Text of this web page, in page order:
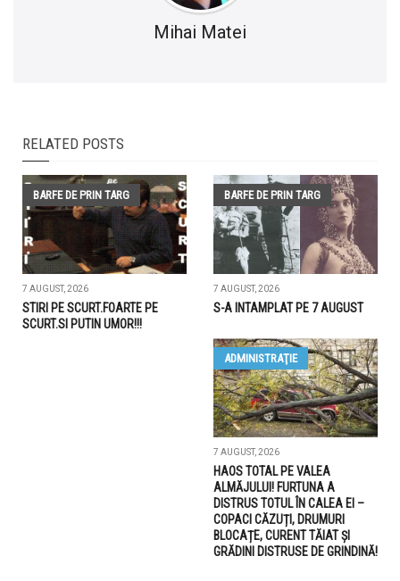
Mihai Matei
RELATED POSTS
BARFE DE PRIN TARG
7 AUGUST, 2026
STIRI PE SCURT.FOARTE PE
SCURT.SI PUTIN UMOR!!!
BARFE DE PRIN TARG
7 AUGUST, 2026
S-A INTAMPLAT PE 7 AUGUST
ADMINISTRAŢIE
7 AUGUST, 2026
HAOS TOTAL PE VALEA
ALMĂJULUI! FURTUNA A
DISTRUS TOTUL ÎN CALEA EI –
COPACI CĂZUȚI, DRUMURI
BLOCAȚE, CURENT TĂIAT ȘI
GRĂDINI DISTRUSE DE GRINDINĂ!